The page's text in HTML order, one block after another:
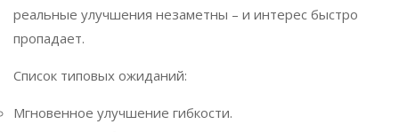
реальные улучшения незаметны – и интерес быстро
пропадает.
Список типовых ожиданий:
Мгновенное улучшение гибкости.